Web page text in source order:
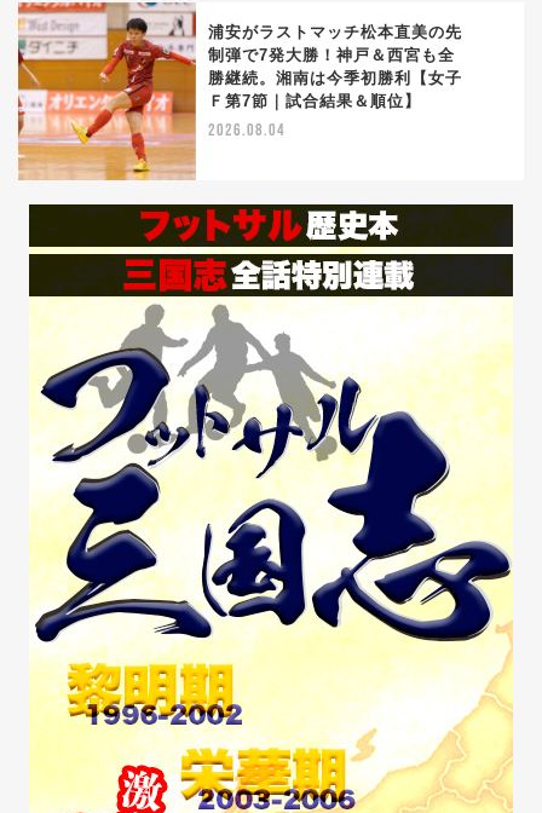
浦安がラストマッチ松本直美の先
制弾で7発大勝！神戸＆西宮も全
勝継続。湘南は今季初勝利【女子
Ｆ第7節｜試合結果＆順位】
2026.08.04